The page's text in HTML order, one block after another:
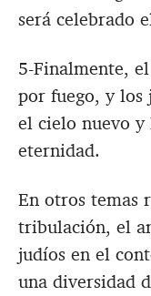
será celebrado
5-Finalmente,
por fuego, y los
el cielo nuevo
eternidad.
En otros temas
tribulación, el
judíos en el
una diversidad